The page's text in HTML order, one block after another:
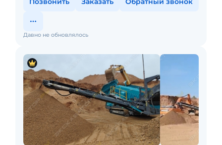
Давно не обновлялось